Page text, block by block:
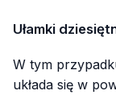
Ułamki
W tym
układa się w